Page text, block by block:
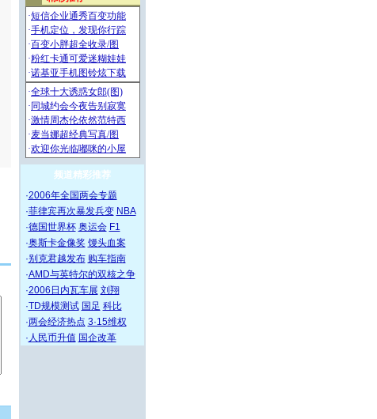
频道精彩推荐
·2006年全国两会专题
·菲律宾再次暴发兵变 NBA
·德国世界杯 奥运会 F1
·奥斯卡金像奖 馒头血案
·别克君越发布 购车指南
·AMD与英特尔的双核之争
·2006日内瓦车展 刘翔
·TD规模测试 国足 科比
·两会经济热点 3·15维权
· 人民币升值 国企改革